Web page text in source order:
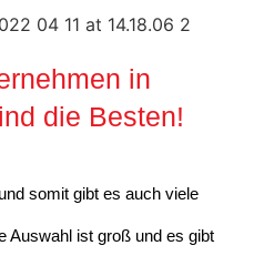
in
die Besten!
somit gibt es auch viele
Auswahl ist groß und es gibt